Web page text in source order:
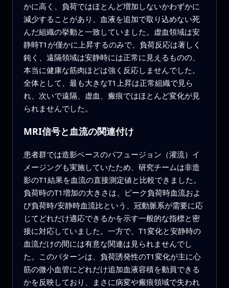
かに高く、負荷ではほとんど増加しないかわずかに
減少することがあり、血液を追加で取り込めない死
んだ組織の挙動と一致していました。虚血領域は安
静時T1が僅かに上昇するのみで、負荷反応は著しく
鈍く、遠隔領域は安静時には正常に見えるものの、
本当に健康な筋肉ほどは強く反応しませんでした。
全体として、最も大きなT1上昇は正常組織で見ら
れ、次いで遠隔、虚血、瘢痕ではほとんど変化が見
られませんでした。
MRI信号と血流の関連付け
患者群では造影ベースのパフュージョン（灌流）イ
メージングも実施していたため、研究チームは非造
影のT1結果を血流の直接測定値と比較できました。
負荷時のT1増加の大きさは、ピーク負荷時血流およ
び負荷時/安静時血流比という、冠動脈系が需要に応
じてどれだけ適応できるかを示す一般的な指標と密
接に対応していました。一方で、T1変化と安静時の
血流だけの間には有意な関連は見られませんでし
た。このパターンは、負荷誘発性のT1変化が主に心
筋の微小血管にどれだけ追加血液容積を動員できる
かを反映しており、まさに病変や瘢痕領域で失われ